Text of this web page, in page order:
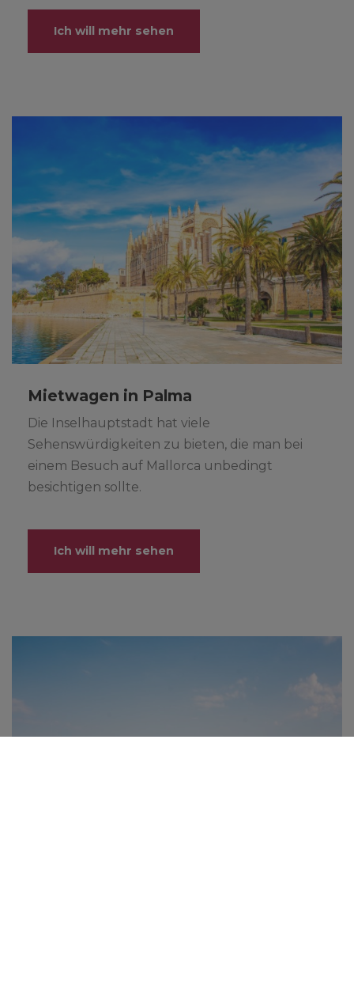
Ich will mehr sehen
Mietwagen in Palma
Die Inselhauptstadt hat viele
Sehenswürdigkeiten zu bieten, die man bei
einem Besuch auf Mallorca unbedingt
besichtigen sollte.
Ich will mehr sehen